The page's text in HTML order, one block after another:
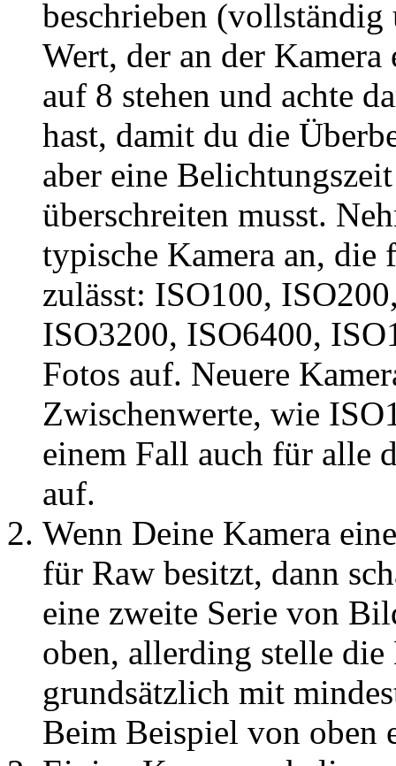
beschrieben
Wert, der an der
auf 8 stehen und achte
hast, damit du die
aber eine
überschreiten musst.
typische Kamera an,
zulässt: ISO100,
ISO3200, ISO6400,
Fotos auf. Neuere
Zwischenwerte, wie
einem Fall auch für alle
auf.
Wenn Deine Kamera
für Raw besitzt, dann
eine zweite Serie von
oben, allerding stelle
grundsätzlich mit
Beim Beispiel von oben